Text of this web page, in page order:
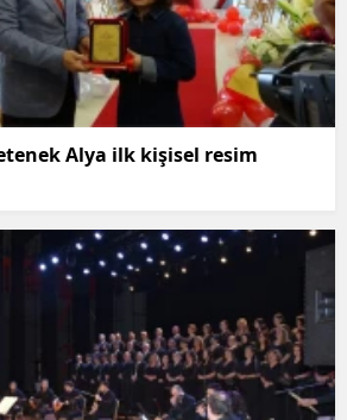
Alya ilk kişisel resim